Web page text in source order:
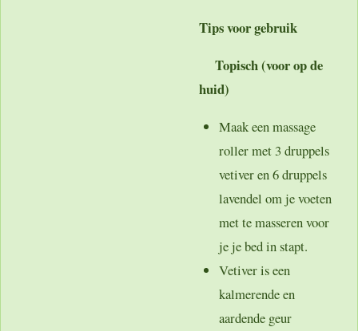
Tips voor gebruik
Topisch (voor op de
huid)
Maak een massage
roller met 3 druppels
vetiver en 6 druppels
lavendel om je voeten
met te masseren voor
je je bed in stapt.
Vetiver is een
kalmerende en
aardende geur